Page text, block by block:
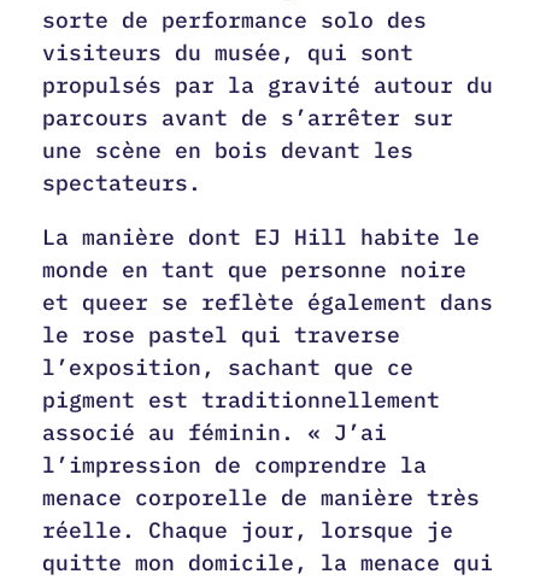
sorte de performance solo des
visiteurs du musée, qui sont
propulsés par la gravité autour du
parcours avant de s’arrêter sur
une scène en bois devant les
spectateurs.
La manière dont EJ Hill habite le
monde en tant que personne noire
et queer se reflète également dans
le rose pastel qui traverse
l’exposition, sachant que ce
pigment est traditionnellement
associé au féminin. « J’ai
l’impression de comprendre la
menace corporelle de manière très
réelle. Chaque jour, lorsque je
quitte mon domicile, la menace qui